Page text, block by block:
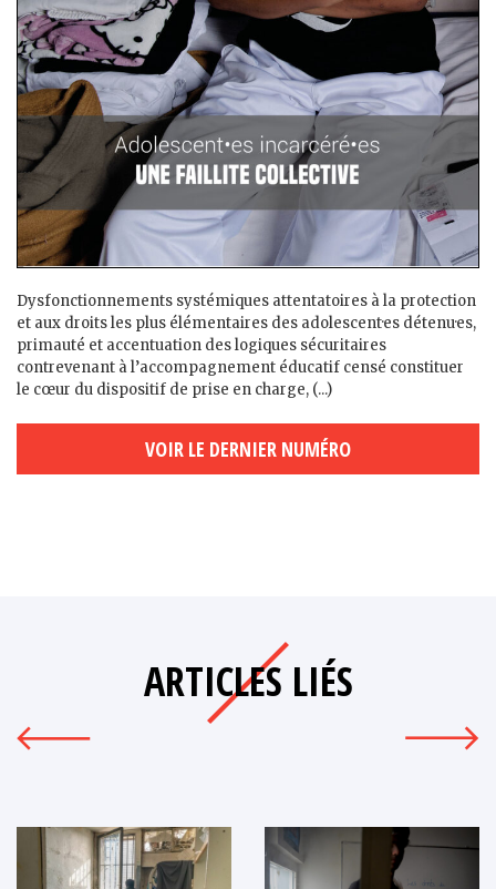
Dysfonctionnements systémiques attentatoires à la protection
et aux droits les plus élémentaires des adolescent·es détenu·es,
primauté et accentuation des logiques sécuritaires
contrevenant à l’accompagnement éducatif censé constituer
le cœur du dispositif de prise en charge, (...)
VOIR LE DERNIER NUMÉRO
ARTICLES LIÉS